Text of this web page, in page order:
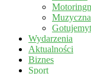
Wydarzenia
Aktualności
Biznes
Sport